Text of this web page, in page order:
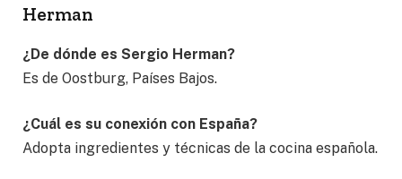
Herman
¿De dónde es Sergio Herman?
Es de Oostburg, Países Bajos.
¿Cuál es su conexión con España?
Adopta ingredientes y técnicas de la cocina española.